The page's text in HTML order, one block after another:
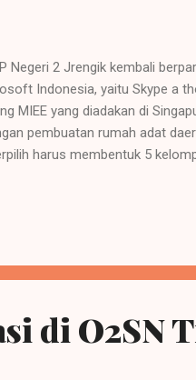
2 Jrengik kembali
Indonesia, yaitu Skype a
MIEE yang diadakan di
pembuatan rumah adat
harus membentuk 5
SMPN 2 Jrengik telah
akun microsoft for school,
di O2SN